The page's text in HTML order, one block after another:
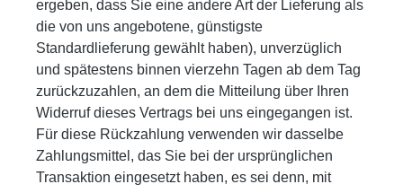
ergeben, dass Sie eine andere Art der Lieferung als
die von uns angebotene, günstigste
Standardlieferung gewählt haben), unverzüglich
und spätestens binnen vierzehn Tagen ab dem Tag
zurückzuzahlen, an dem die Mitteilung über Ihren
Widerruf dieses Vertrags bei uns eingegangen ist.
Für diese Rückzahlung verwenden wir dasselbe
Zahlungsmittel, das Sie bei der ursprünglichen
Transaktion eingesetzt haben, es sei denn, mit